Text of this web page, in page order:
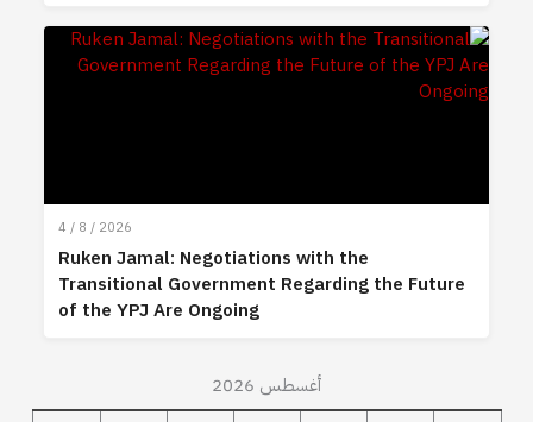
4 / 8 / 2026
Ruken Jamal: Negotiations with the
Transitional Government Regarding the Future
of the YPJ Are Ongoing
أغسطس 2026